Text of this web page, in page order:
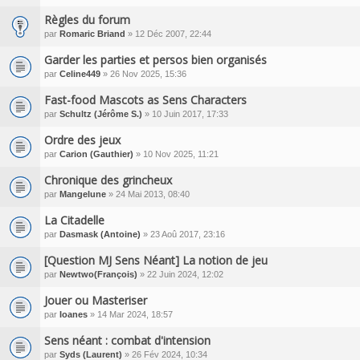
Règles du forum
par Romaric Briand » 12 Déc 2007, 22:44
Garder les parties et persos bien organisés
par Celine449 » 26 Nov 2025, 15:36
Fast-food Mascots as Sens Characters
par Schultz (Jérôme S.) » 10 Juin 2017, 17:33
Ordre des jeux
par Carion (Gauthier) » 10 Nov 2025, 11:21
Chronique des grincheux
par Mangelune » 24 Mai 2013, 08:40
La Citadelle
par Dasmask (Antoine) » 23 Aoû 2017, 23:16
[Question MJ Sens Néant] La notion de jeu
par Newtwo(François) » 22 Juin 2024, 12:02
Jouer ou Masteriser
par Ioanes » 14 Mar 2024, 18:57
Sens néant : combat d'intension
par Syds (Laurent) » 26 Fév 2024, 10:34